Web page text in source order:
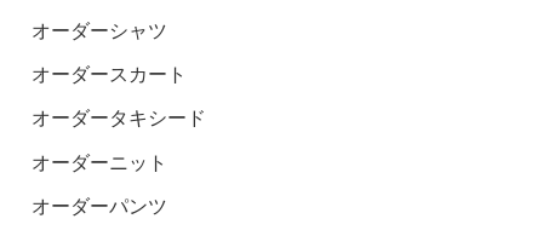
オーダーシャツ
オーダースカート
オーダータキシード
オーダーニット
オーダーパンツ